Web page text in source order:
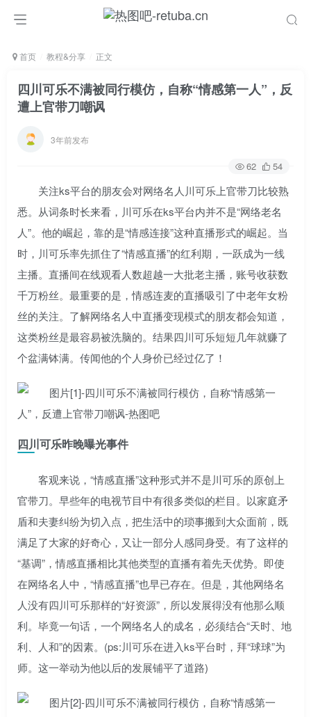
首页 教程&分享 正文
四川可乐不满被同行模仿，自称“情感第一人”，反
遭上官带刀嘲讽
3年前发布
62 54
关注ks平台的朋友会对网络名人川可乐上官带刀比较熟
悉。从词条时长来看，川可乐在ks平台内并不是“网络老名
人”。他的崛起，靠的是“情感连接”这种直播形式的崛起。当
时，川可乐率先抓住了“情感直播”的红利期，一跃成为一线
主播。直播间在线观看人数超越一大批老主播，账号收获数
千万粉丝。最重要的是，情感连麦的直播吸引了中老年女粉
丝的关注。了解网络名人中直播变现模式的朋友都会知道，
这类粉丝是最容易被洗脑的。结果四川可乐短短几年就赚了
个盆满钵满。传闻他的个人身价已经过亿了！
四川可乐昨晚曝光事件
客观来说，“情感直播”这种形式并不是川可乐的原创上
官带刀。早些年的电视节目中有很多类似的栏目。以家庭矛
盾和夫妻纠纷为切入点，把生活中的琐事搬到大众面前，既
满足了大家的好奇心，又让一部分人感同身受。有了这样的
“基调”，情感直播相比其他类型的直播有着先天优势。即使
在网络名人中，“情感直播”也早已存在。但是，其他网络名
人没有四川可乐那样的“好资源”，所以发展得没有他那么顺
利。毕竟一句话，一个网络名人的成名，必须结合“天时、地
利、人和”的因素。(ps:川可乐在进入ks平台时，拜“球球”为
师。这一举动为他以后的发展铺平了道路)